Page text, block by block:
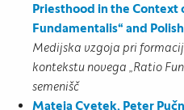
Priesthood in the Context
Fundamentalis“ and
Medijska vzgoja pri
kontekstu novega „Ratio
semenišč
Mateja Cvetek, Peter